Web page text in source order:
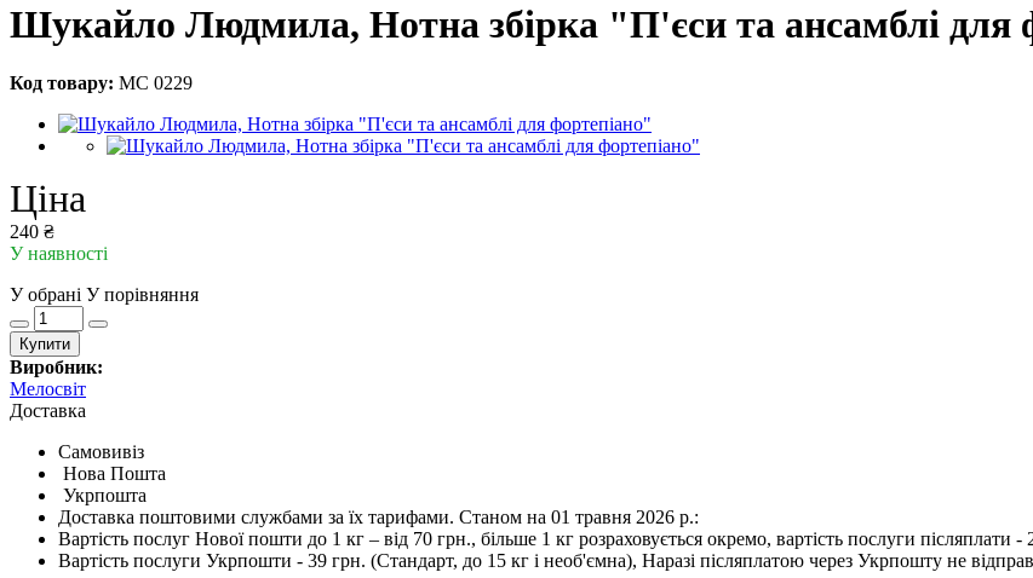
Шукайло Людмила, Нотна збірка "П'єси та ансамблі для
Код товару: МС 0229
Ціна
240 ₴
У наявності
У обрані У порівняння
Купити
Виробник:
Мелосвіт
Доставка
Самовивіз
Нова Пошта
Укрпошта
Доставка поштовими службами за їх тарифами. Станом на 01 травня 2026 р.:
Вартість послуг Нової пошти до 1 кг – від 70 грн., більше 1 кг розраховується окремо, вартість послуги післяплати
Вартість послуги Укрпошти - 39 грн. (Стандарт, до 15 кг і необ'ємна), Наразі післяплатою через Укрпошту не